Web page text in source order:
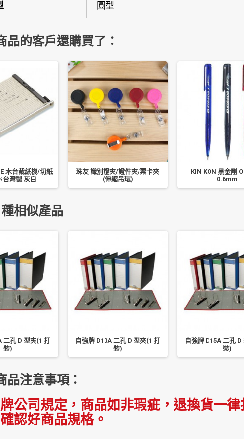
圓型
品的客戶還購買了：
木台裁紙機/切紙
台灣製 灰白
珠友 識別證夾/證件夾/票卡夾
(伸縮吊環)
KIN KON 黑金剛
0.6mm
相似產品
二孔 D 型夾(1 打
裝)
自強牌 D10A 二孔 D 型夾(1 打
裝)
自強牌 D15A 二孔 D
裝)
品注意事項：
公司規定，商品如非瑕疵，退換貨一律
認好商品規格。